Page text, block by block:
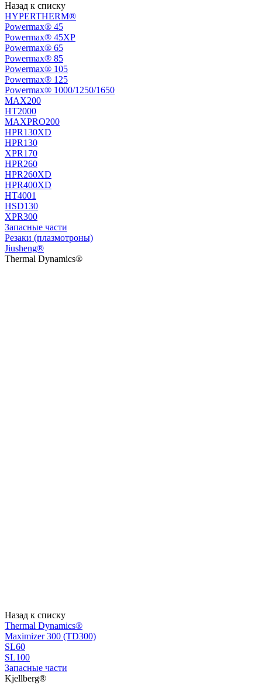
Назад к списку
HYPERTHERM®
Powermax® 45
Powermax® 45XP
Powermax® 65
Powermax® 85
Powermax® 105
Powermax® 125
Powermax® 1000/1250/1650
MAX200
HT2000
MAXPRO200
HPR130XD
HPR130
XPR170
HPR260
HPR260XD
HPR400XD
HT4001
HSD130
XPR300
Запасные части
Резаки (плазмотроны)
Jiusheng®
Thermal Dynamics®
Назад к списку
Thermal Dynamics®
Maximizer 300 (TD300)
SL60
SL100
Запасные части
Kjellberg®